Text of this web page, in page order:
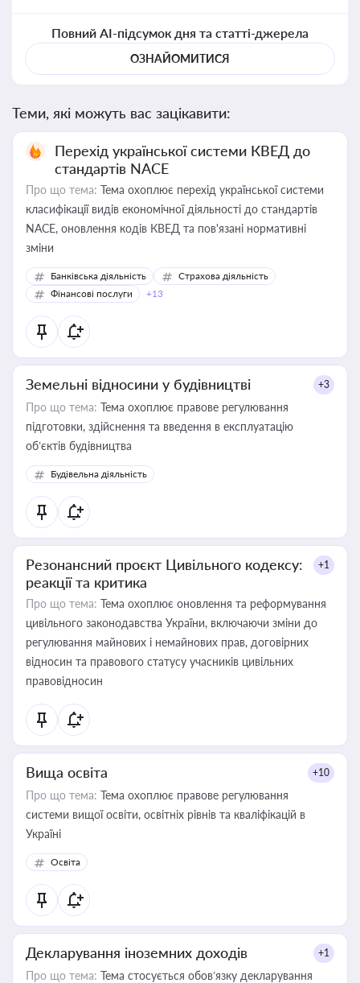
Повний AI-підсумок дня та статті-джерела
ОЗНАЙОМИТИСЯ
Теми, які можуть вас зацікавити:
Перехід української системи КВЕД до
стандартів NACE
Про що тема: Тема охоплює перехід української системи
класифікації видів економічної діяльності до стандартів
NACE, оновлення кодів КВЕД та пов'язані нормативні
зміни
Банківська діяльність
Страхова діяльність
Фінансові послуги
+13
Земельні відносини у будівництві +3
Про що тема: Тема охоплює правове регулювання
підготовки, здійснення та введення в експлуатацію
об’єктів будівництва
Будівельна діяльність
Резонансний проєкт Цивільного кодексу:
реакції та критика
+1
Про що тема: Тема охоплює оновлення та реформування
цивільного законодавства України, включаючи зміни до
регулювання майнових і немайнових прав, договірних
відносин та правового статусу учасників цивільних
правовідносин
Вища освіта +10
Про що тема: Тема охоплює правове регулювання
системи вищої освіти, освітніх рівнів та кваліфікацій в
Україні
Освіта
Декларування іноземних доходів +1
Про що тема: Тема стосується обов’язку декларування